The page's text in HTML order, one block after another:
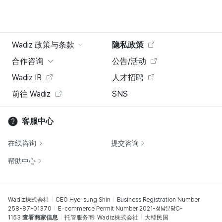
Wadiz 政策与条款
隐私政策
合作咨询
公告/活动
Wadiz IR
人才招聘
前往 Wadiz
SNS
客服中心
在线咨询 提交咨询
帮助中心
Wadiz株式会社 CEO Hye-sung Shin
Business Registration Number
258-87-01370
E-commerce Permit Number 2021-성남분당C-
1153 查看商家信息 托管服务商: Wadiz株式会社 大韓民国